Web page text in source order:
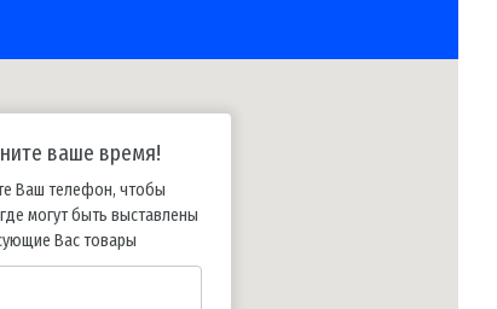
ваше время!
Ваш телефон, чтобы
могут быть выставлены
Вас товары